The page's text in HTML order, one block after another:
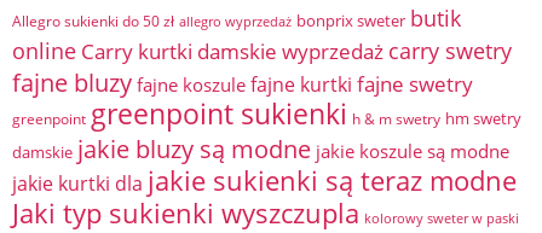
Allegro sukienki do 50 zł allegro wyprzedaż bonprix sweter butik
online Carry kurtki damskie wyprzedaż carry swetry
fajne bluzy fajne koszule fajne kurtki fajne swetry
greenpoint greenpoint sukienki h & m swetry hm swetry
damskie jakie bluzy są modne jakie koszule są modne
jakie kurtki dla jakie sukienki są teraz modne
Jaki typ sukienki wyszczupla kolorowy sweter w paski